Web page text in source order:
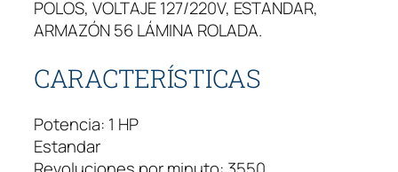
POLOS, VOLTAJE 127/220V, ESTANDAR,
ARMAZÓN 56 LÁMINA ROLADA.
CARACTERÍSTICAS
Potencia: 1 HP
Estandar